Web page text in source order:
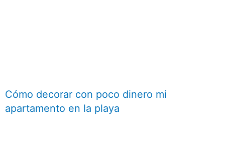
Cómo decorar con poco dinero mi
apartamento en la playa